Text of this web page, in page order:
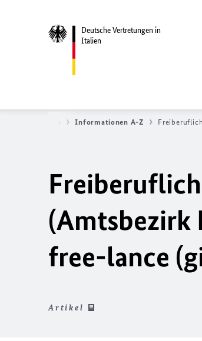
Deutsche Vertretungen in
Italien
Informationen A-Z
(Amtsbezirk
free-lance
Artikel